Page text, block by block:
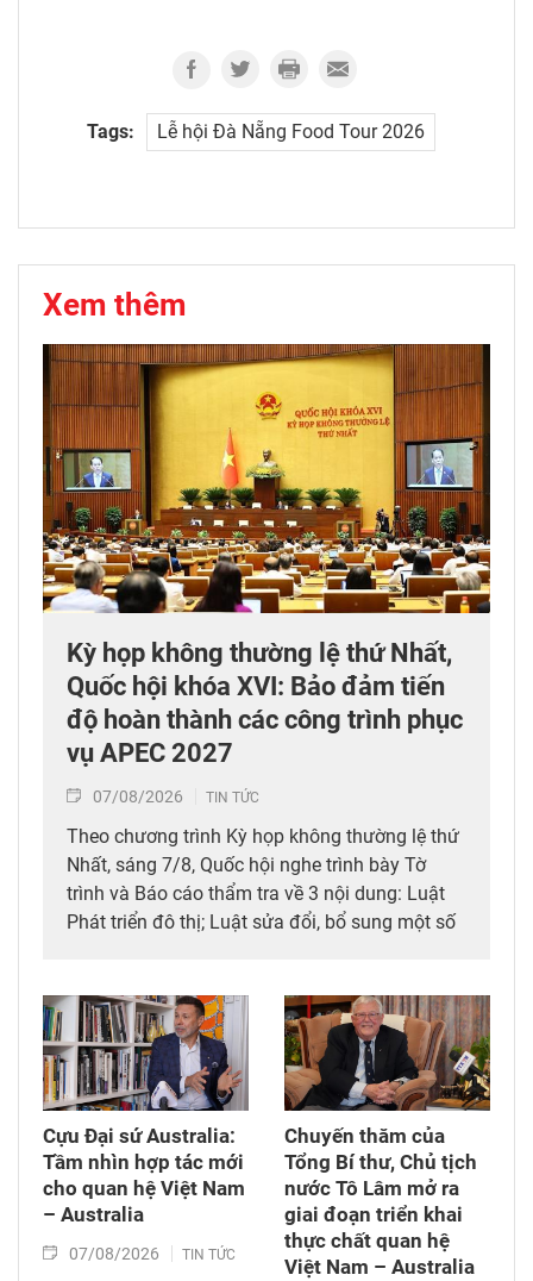
Tags: Lễ hội Đà Nẵng Food Tour 2026
Xem thêm
Kỳ họp không thường lệ thứ Nhất,
Quốc hội khóa XVI: Bảo đảm tiến
độ hoàn thành các công trình phục
vụ APEC 2027
07/08/2026 TIN TỨC
Theo chương trình Kỳ họp không thường lệ thứ
Nhất, sáng 7/8, Quốc hội nghe trình bày Tờ
trình và Báo cáo thẩm tra về 3 nội dung: Luật
Phát triển đô thị; Luật sửa đổi, bổ sung một số
nghiệp và môi trường; Luật sửa đổi, bổ sung
một số điều của Luật Tần số vô tuyến điện,
Luật Viễn thông, Luật Giao dịch điện tử và Luật
Chuyển giao công nghệ. Sau đó, Quốc hội thảo
luận ở tổ về 3 dự án Luật trên.
Cựu Đại sứ Australia:
Tầm nhìn hợp tác mới
cho quan hệ Việt Nam
– Australia
07/08/2026 TIN TỨC
Chuyến thăm của
Tổng Bí thư, Chủ tịch
nước Tô Lâm mở ra
giai đoạn triển khai
thực chất quan hệ
Việt Nam – Australia